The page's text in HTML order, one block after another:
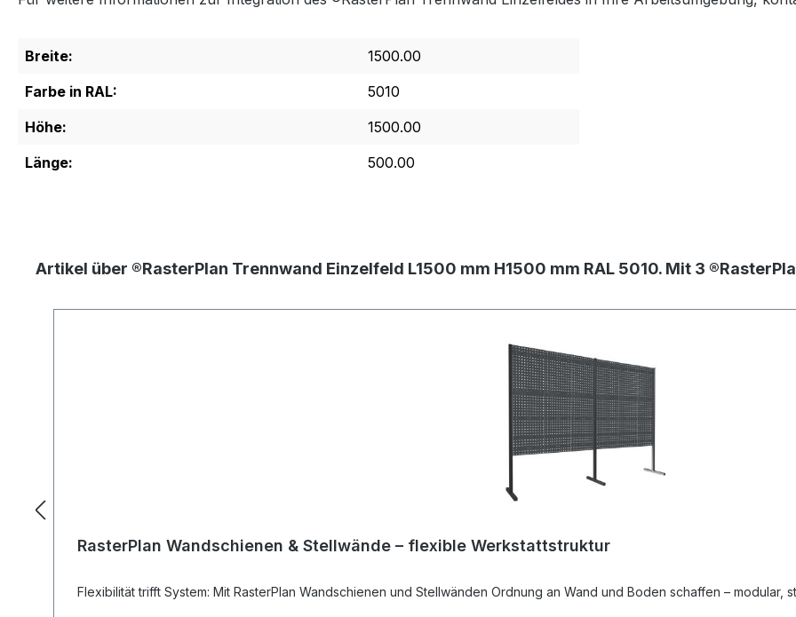
Breite:
1500.00
Farbe in RAL:
5010
Höhe:
1500.00
Länge:
500.00
Artikel über ®RasterPlan Trennwand Einzelfeld L1500 mm H1500 mm RAL 5010. Mit 3
RasterPlan Wandschienen & Stellwände – flexible Werkstattstruktur
Flexibilität trifft System: Mit RasterPlan Wandschienen und Stellwänden Ordnung an Wand und Boden schaffen – modular,